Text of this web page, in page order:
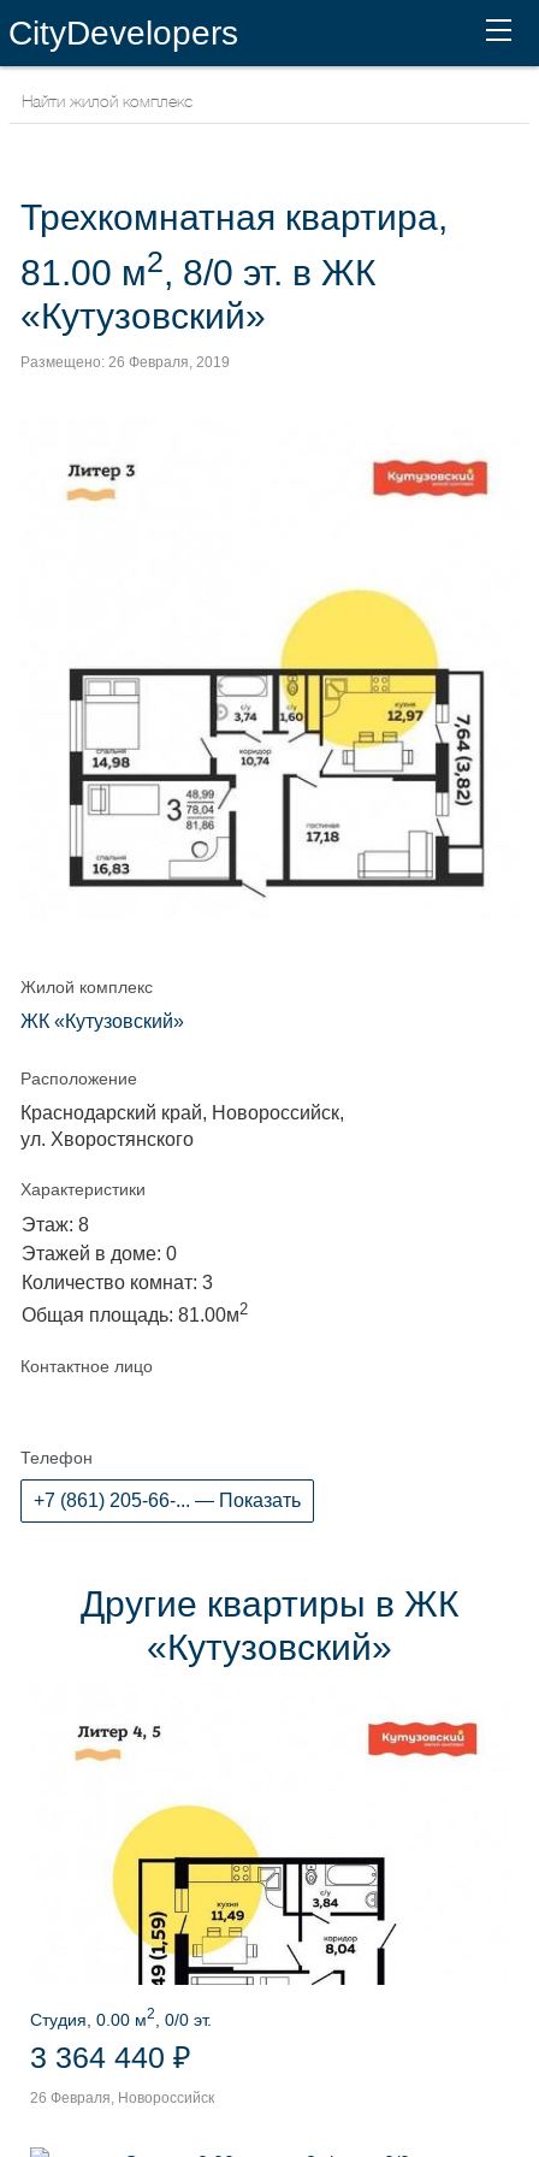
CityDevelopers
Трехкомнатная квартира,
81.00 м2, 8/0 эт. в ЖК
«Кутузовский»
Размещено: 26 Февраля, 2019
Жилой комплекс
ЖК «Кутузовский»
Расположение
Краснодарский край, Новороссийск,
ул. Хворостянского
Характеристики
Этаж: 8
Этажей в доме: 0
Количество комнат: 3
Общая площадь: 81.00м2
Контактное лицо
Телефон
+7 (861) 205-66-... — Показать
Другие квартиры в ЖК
«Кутузовский»
Студия, 0.00 м2 , 0/0 эт.
3 364 440 ₽
26 Февраля, Новороссийск